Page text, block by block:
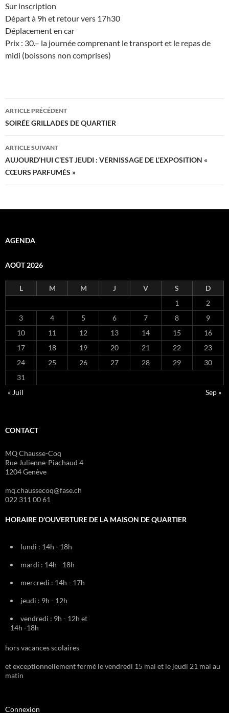
Sur inscription
Départ à 9h et retour vers 17h30
Déplacement en car
Prix : 30.– la journée comprenant le transport et le repas de
midi (boissons non comprises)
Navigation
des
articles
ARTICLE PRÉCÉDENT
SOIRÉE GRILLADES DE QUARTIER
ARTICLE SUIVANT
AUJOURD’HUI C’EST JEUDI : VERNISSAGE DE L’EXPOSITION «
CŒURS PARFUMÉS »
AGENDA
AOÛT 2026
L M M J V S
D
1
2
3
4 5 6 7 8
9
10
11 12 13 14 15
16
17
18 19 20 21 22
23
24
25 26 27 28 29
30
31
« Juil
Sep »
CONTACT
MQ Chausse-Coq
Rue Julienne-Piachaud 4
1204 Genève
mq.chaussecoq@fase.ch
022 311 00 61
HORAIRE D'OUVERTURE DE LA MAISON DE QUARTIER
lundi : 14h - 18h
mardi : 14h - 18h
mercredi : 14h - 17h
jeudi : 9h - 12h
vendredi : 9h - 12h et
14h -18h
hors vacances scolaires
et exceptionnellement fermé le vendredi 15 mai et le jeudi 21 mai au
matin
Connexion